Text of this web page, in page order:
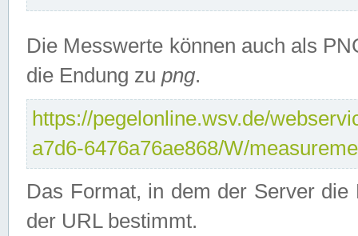
Die Messwerte können auch als
die Endung zu png.
https://pegelonline.wsv.de/
a7d6-6476a76ae868/W/
Das Format, in dem der Server
der URL bestimmt.